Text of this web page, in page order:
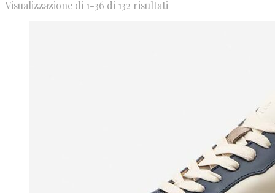
Visualizzazione di 1-36 di 132 risultati